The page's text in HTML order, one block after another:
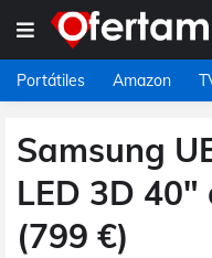
Portátiles Amazon
Samsung
LED 3D
(799 €)